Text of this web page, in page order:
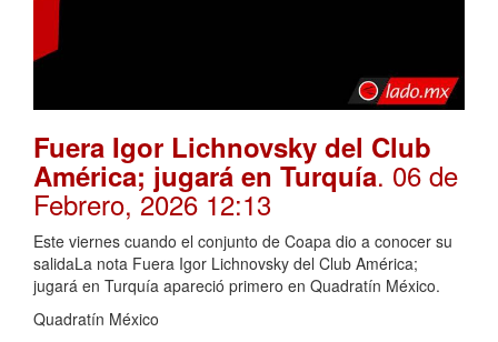
Fuera Igor Lichnovsky del Club
América; jugará en Turquía. 06 de
Febrero, 2026 12:13
Este viernes cuando el conjunto de Coapa dio a conocer su
salidaLa nota Fuera Igor Lichnovsky del Club América;
jugará en Turquía apareció primero en Quadratín México.
Quadratín México